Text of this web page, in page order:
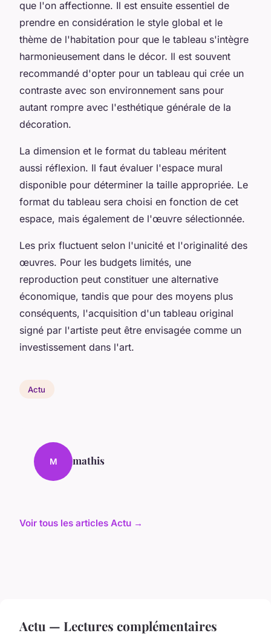
que l'on affectionne. Il est ensuite essentiel de
prendre en considération le style global et le
thème de l'habitation pour que le tableau s'intègre
harmonieusement dans le décor. Il est souvent
recommandé d'opter pour un tableau qui crée un
contraste avec son environnement sans pour
autant rompre avec l'esthétique générale de la
décoration.
La dimension et le format du tableau méritent
aussi réflexion. Il faut évaluer l'espace mural
disponible pour déterminer la taille appropriée. Le
format du tableau sera choisi en fonction de cet
espace, mais également de l'œuvre sélectionnée.
Les prix fluctuent selon l'unicité et l'originalité des
œuvres. Pour les budgets limités, une
reproduction peut constituer une alternative
économique, tandis que pour des moyens plus
conséquents, l'acquisition d'un tableau original
signé par l'artiste peut être envisagée comme un
investissement dans l'art.
Actu
M mathis
Voir tous les articles Actu →
Actu — Lectures complémentaires